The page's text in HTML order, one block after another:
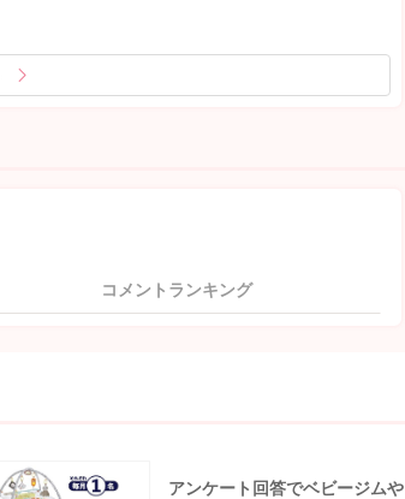
コメントランキング
アンケート回答でベビージムや